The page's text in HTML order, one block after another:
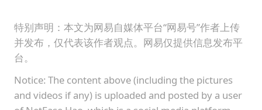
特别声明：本文为网易自媒体平台“网易号”作者上传
并发布，仅代表该作者观点。网易仅提供信息发布平
台。
Notice: The content above (including the pictures
and videos if any) is uploaded and posted by a user